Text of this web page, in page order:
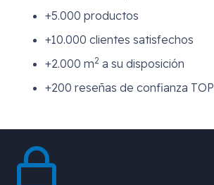
+5.000 productos
+10.000 clientes satisfechos
+2.000 m2 a su disposición
+200 reseñas de confianza TOP